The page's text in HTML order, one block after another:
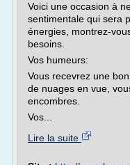
Voici une occasion à
sentimentale qui sera
énergies, montrez-
besoins.
Vos humeurs:
Vous recevrez une
de nuages en vue,
encombres.
Vos...
Lire la suite